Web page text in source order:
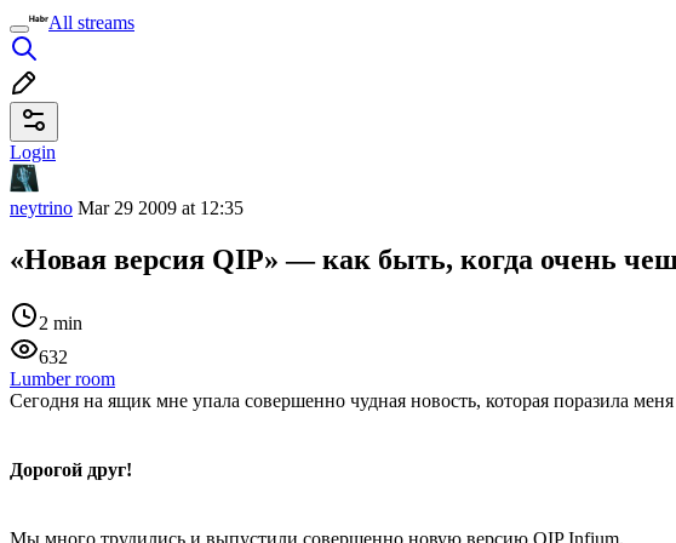
All streams
Login
neytrino Mar 29 2009 at 12:35
«Новая версия QIP» — как быть, когда очень
2 min
632
Lumber room
Сегодня на ящик мне упала совершенно чудная новость, которая поразила
Дорогой друг!